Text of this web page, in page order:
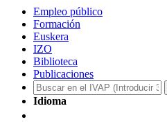
Empleo público
Formación
Euskera
IZO
Biblioteca
Publicaciones
Idioma